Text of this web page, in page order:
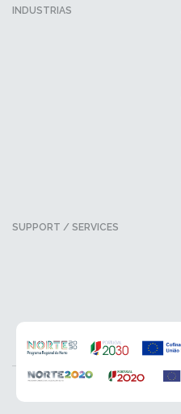
INDUSTRIAS
SUPPORT / SERVICES